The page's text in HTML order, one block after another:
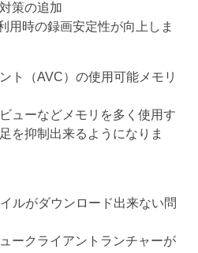
策の追加
用時の録画安定性が向上しま
ト（AVC）の使用可能メモリ
ューなどメモリを多く使用す
を抑制出来るようになりま
ルがダウンロード出来ない問
ークライアントランチャーが